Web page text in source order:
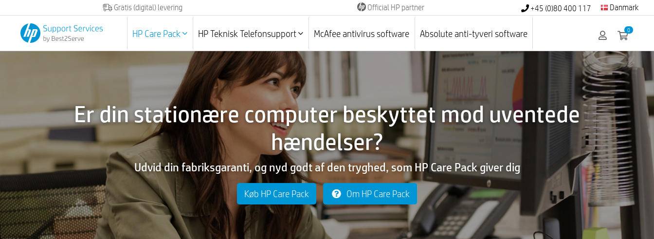
Gratis (digital) levering Official HP partner +45 (0)80 400 117 Danmark
HP Care Pack HP Teknisk Telefonsupport McAfee antivirus software Absolute anti-tyveri software 0
Er din stationære computer beskyttet mod uventede
hændelser?
Udvid din fabriksgaranti, og nyd godt af den tryghed, som HP Care Pack giver dig
Køb HP Care Pack Om HP Care Pack